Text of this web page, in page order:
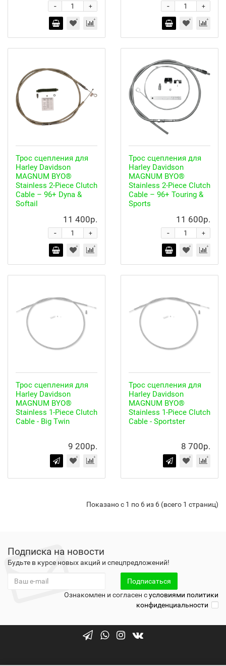
+
- +
-
Трос сцепления для
Harley Davidson
MAGNUM BYO®
Stainless 2-Piece Clutch
Cable – 96+ Dyna &
Softail
11 400р.
+
-
Трос сцепления для
Harley Davidson
MAGNUM BYO®
Stainless 2-Piece Clutch
Cable – 96+ Touring &
Sports
11 600р.
+
-
Трос сцепления для
Harley Davidson
MAGNUM BYO®
Stainless 1-Piece Clutch
Cable - Big Twin
9 200р.
Трос сцепления для
Harley Davidson
MAGNUM BYO®
Stainless 1-Piece Clutch
Cable - Sportster
8 700р.
Показано с 1 по 6 из 6 (всего 1 страниц)
Подписка на новости
Будьте в курсе новых акций и спецпредложений!
Подписаться
Ознакомлен и согласен сусловиями политики
конфиденциальности